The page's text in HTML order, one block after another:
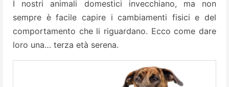
I nostri animali domestici invecchiano, ma non
sempre è facile capire i cambiamenti fisici e del
comportamento che li riguardano. Ecco come dare
loro una… terza età serena.